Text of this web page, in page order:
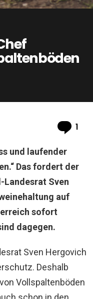
1
und laufender
Das fordert der
Sven
auf
sofort
dagegen.
Sven Hergovich
Deshalb
Vollspaltenböden